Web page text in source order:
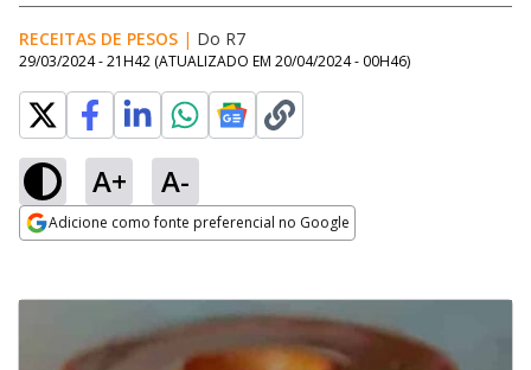
RECEITAS DE PESOS | Do R7
29/03/2024 - 21H42 (ATUALIZADO EM 20/04/2024 - 00H46)
A+ A-
Adicione como fonte preferencial no Google